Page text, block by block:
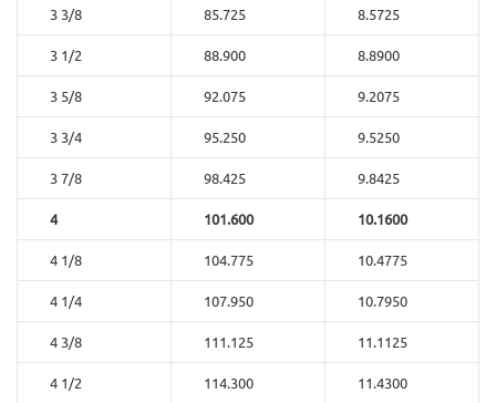
3 3/8 85.725 8.5725
3 1/2 88.900 8.8900
3 5/8 92.075 9.2075
3 3/4 95.250 9.5250
3 7/8 98.425 9.8425
4 101.600 10.1600
4 1/8 104.775 10.4775
4 1/4 107.950 10.7950
4 3/8 111.125 11.1125
4 1/2 114.300 11.4300